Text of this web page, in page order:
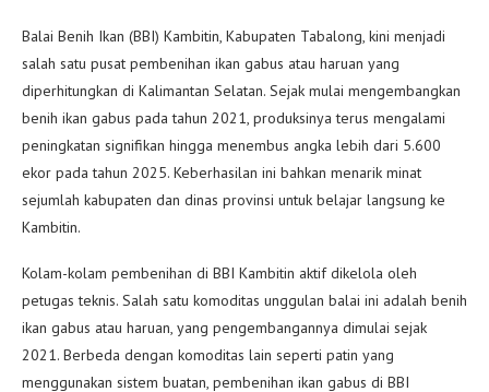
Balai Benih Ikan (BBI) Kambitin, Kabupaten Tabalong, kini menjadi
salah satu pusat pembenihan ikan gabus atau haruan yang
diperhitungkan di Kalimantan Selatan. Sejak mulai mengembangkan
benih ikan gabus pada tahun 2021, produksinya terus mengalami
peningkatan signifikan hingga menembus angka lebih dari 5.600
ekor pada tahun 2025. Keberhasilan ini bahkan menarik minat
sejumlah kabupaten dan dinas provinsi untuk belajar langsung ke
Kambitin.
Kolam-kolam pembenihan di BBI Kambitin aktif dikelola oleh
petugas teknis. Salah satu komoditas unggulan balai ini adalah benih
ikan gabus atau haruan, yang pengembangannya dimulai sejak
2021. Berbeda dengan komoditas lain seperti patin yang
menggunakan sistem buatan, pembenihan ikan gabus di BBI